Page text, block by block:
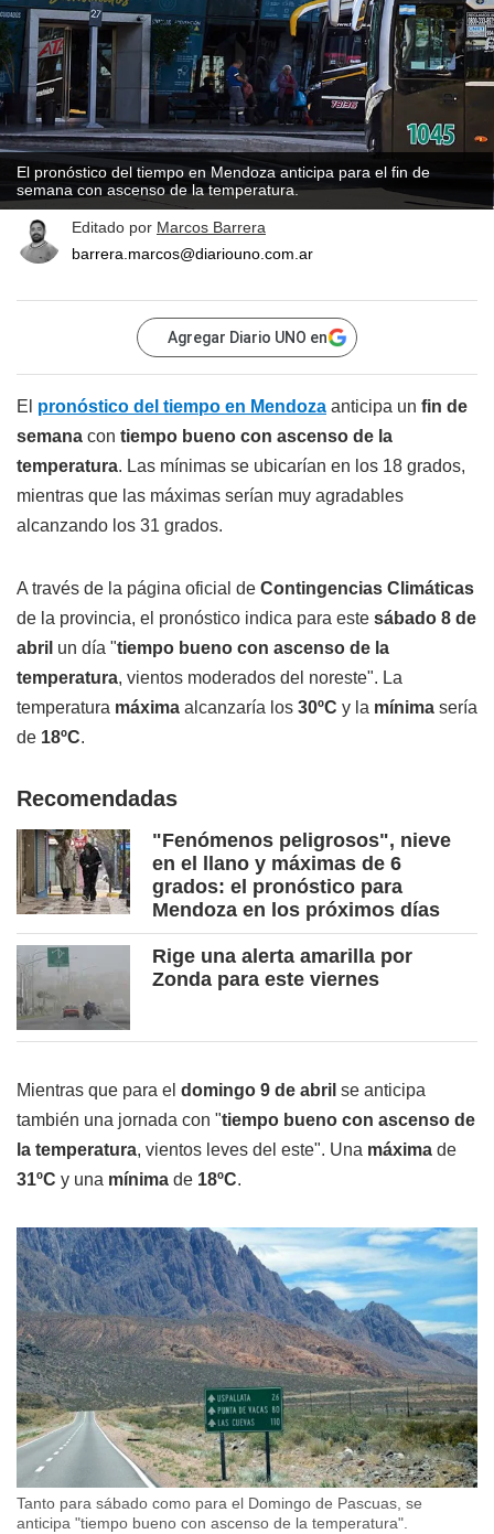
El pronóstico del tiempo en Mendoza anticipa para el fin de
semana con ascenso de la temperatura.
Editado por Marcos Barrera
barrera.marcos@diariouno.com.ar
Agregar Diario UNO en
El pronóstico del tiempo en Mendoza anticipa un fin de
semana con tiempo bueno con ascenso de la
temperatura. Las mínimas se ubicarían en los 18 grados,
mientras que las máximas serían muy agradables
alcanzando los 31 grados.
A través de la página oficial de Contingencias Climáticas
de la provincia, el pronóstico indica para este sábado 8 de
abril un día "tiempo bueno con ascenso de la
temperatura, vientos moderados del noreste". La
temperatura máxima alcanzaría los 30ºC y la mínima sería
de 18ºC.
Recomendadas
"Fenómenos peligrosos", nieve
en el llano y máximas de 6
grados: el pronóstico para
Mendoza en los próximos días
Rige una alerta amarilla por
Zonda para este viernes
Mientras que para el domingo 9 de abril se anticipa
también una jornada con "tiempo bueno con ascenso de
la temperatura, vientos leves del este". Una máxima de
31ºC y una mínima de 18ºC.
Tanto para sábado como para el Domingo de Pascuas, se
anticipa "tiempo bueno con ascenso de la temperatura".